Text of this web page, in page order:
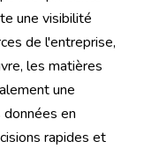
une visibilité
de l'entreprise,
les matières
une
en
rapides et